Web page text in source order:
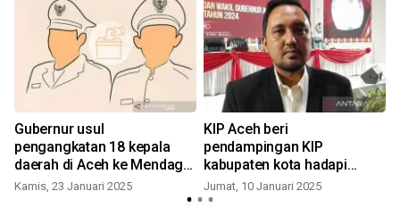
Gubernur usul
pengangkatan 18 kepala
daerah di Aceh ke Mendagri,
lima ditunda
Kamis, 23 Januari 2025
KIP Aceh beri
pendampingan KIP
kabupaten kota hadapi
sengketa di MK
Jumat, 10 Januari 2025